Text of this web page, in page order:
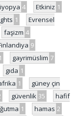
4 Etkiniz 1
1
Evrensel
faşizm 4
9
1 gayrimüslim 7
gıda 1
1
güney çin
güvenlik 35
hafif
1 hamas 2